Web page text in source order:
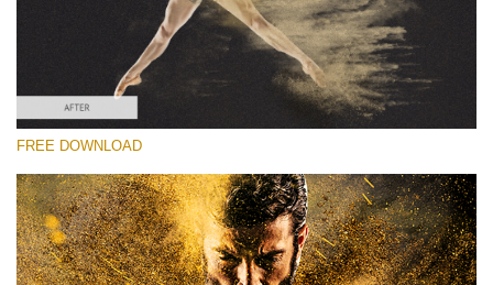
무료 다운로드
FREE DOWNLOAD